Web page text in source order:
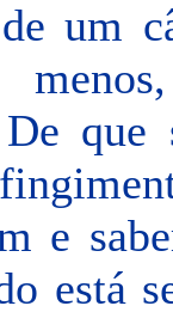
um
De
e
está